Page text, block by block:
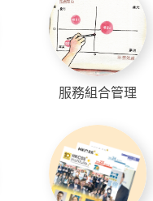
服務組合管理